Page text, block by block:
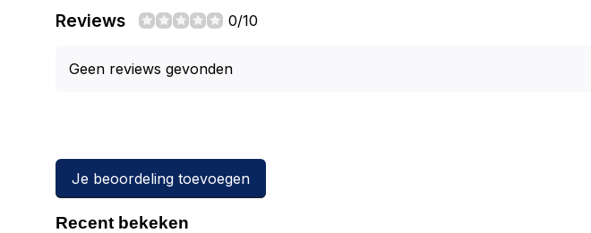
Reviews 0/10
Geen reviews gevonden
Je beoordeling toevoegen
Recent bekeken